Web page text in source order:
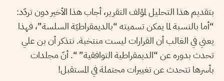
بتقديم هذا التحليل لمؤلف التقرير، أجاب هذا الأخير دون تردّد:
“أما بالنسبة لما يمكن تسميته “بالديمقراطيّة السلسة”، فهذا
يعني في الغالب أن القرارات ليست منتخبة. نتذكر أن بن علي
تحدث بدوره عن “الديمقراطية التوافقية” “. أنّ مجلدات
بأسرها تتحدث عن تغييرات محتملة في المستقبل!